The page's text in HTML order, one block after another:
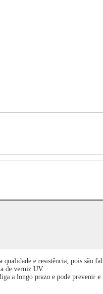
e resistência, pois são
de verniz UV.
a longo prazo e pode prevenir